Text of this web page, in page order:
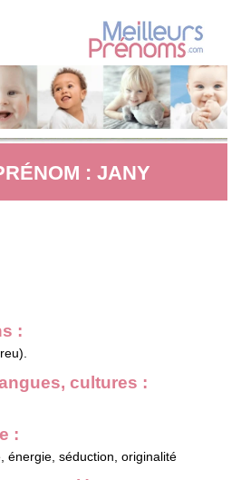
: JANY
:
cultures :
:
énergie, séduction, originalité